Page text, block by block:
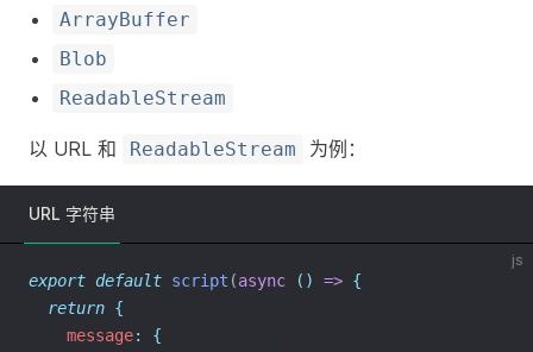
ArrayBuffer
Blob
ReadableStream
以 URL 和 ReadableStream 为例：
URL 字符串
js
export default script (async () => {
return {
    message
:
{